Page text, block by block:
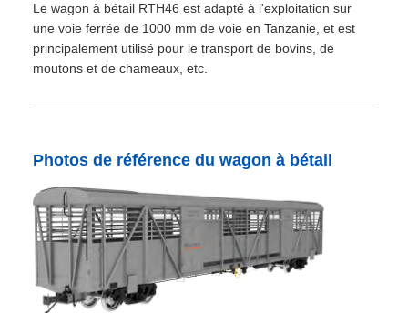
Le wagon à bétail RTH46 est adapté à l'exploitation sur
une voie ferrée de 1000 mm de voie en Tanzanie, et est
principalement utilisé pour le transport de bovins, de
moutons et de chameaux, etc.
Photos de référence du wagon à bétail